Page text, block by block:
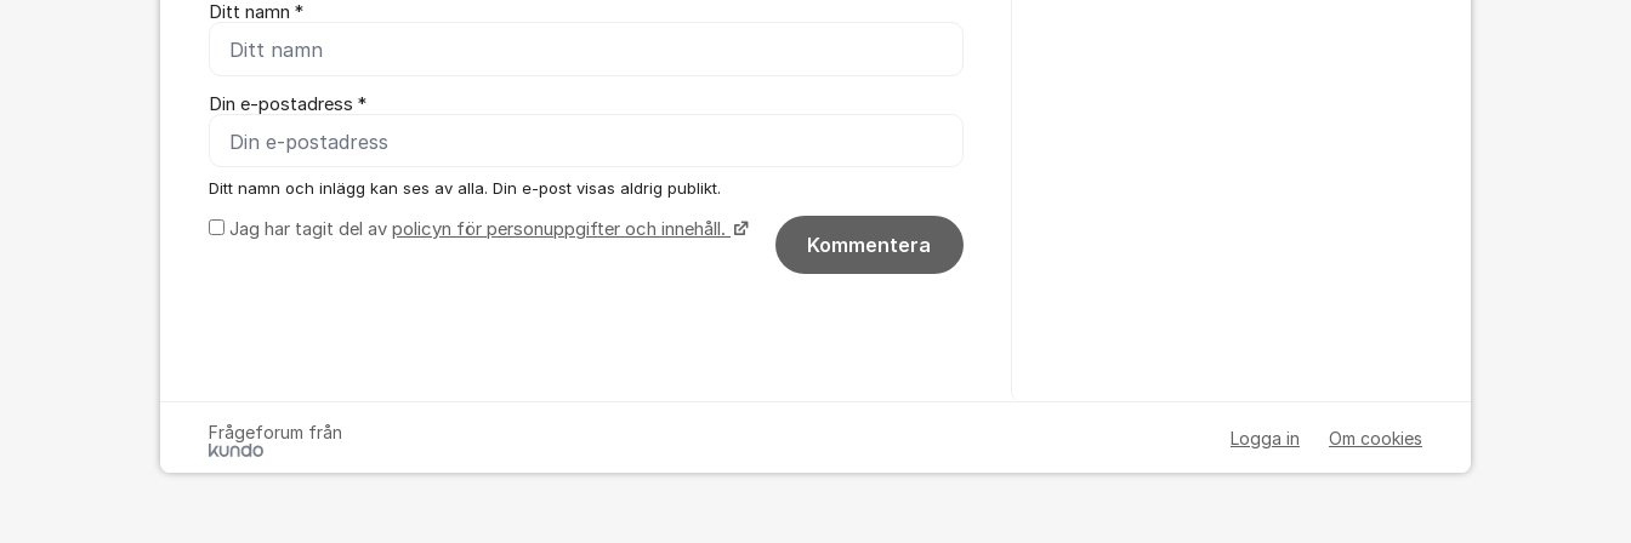
Ditt namn *
Din e-postadress *
Ditt namn och inlägg kan ses av alla. Din e-post visas aldrig publikt.
Jag har tagit del av policyn för personuppgifter och innehåll.
Kommentera
Frågeforum från Logga in Om cookies